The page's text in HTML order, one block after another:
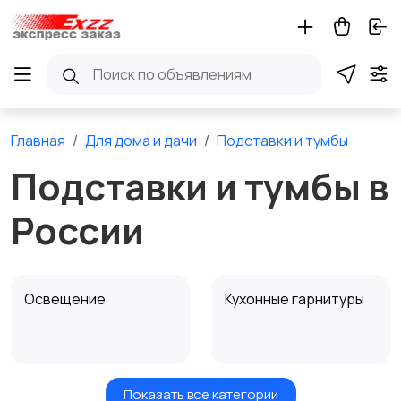
Главная Для дома и дачи Подставки и тумбы
Подставки и тумбы в
России
Освещение Кухонные гарнитуры
Показать все категории